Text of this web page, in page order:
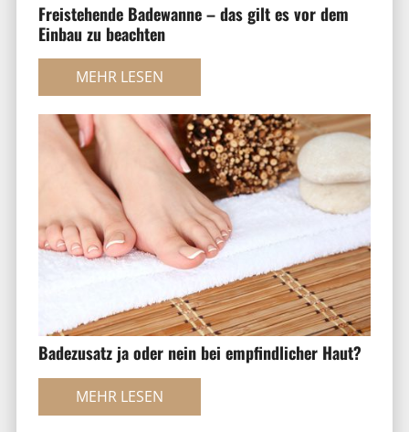
Freistehende Badewanne – das gilt es vor dem
Einbau zu beachten
MEHR LESEN
Badezusatz ja oder nein bei empfindlicher Haut?
MEHR LESEN